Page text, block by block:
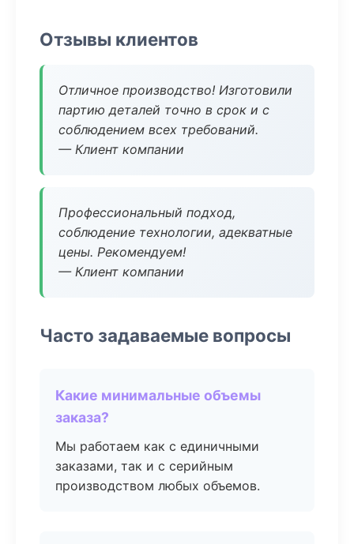
Отзывы клиентов
Отличное производство! Изготовили
партию деталей точно в срок и с
соблюдением всех требований.
— Клиент компании
Профессиональный подход,
соблюдение технологии, адекватные
цены. Рекомендуем!
— Клиент компании
Часто задаваемые вопросы
Какие минимальные объемы
заказа?
Мы работаем как с единичными
заказами, так и с серийным
производством любых объемов.